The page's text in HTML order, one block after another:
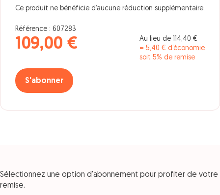
Ce produit ne bénéficie d’aucune réduction supplémentaire.
Référence : 607283
109,00 €
Au lieu de 114,40 €
= 5,40 € d’économie
soit 5% de remise
S'abonner
Sélectionnez une option d'abonnement pour profiter de votre
remise.